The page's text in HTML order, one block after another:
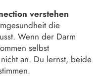
verstehen
die
Wenn der Darm
selbst
an. Du lernst, beide